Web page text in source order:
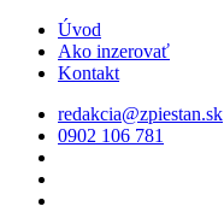
Úvod
Ako inzerovať
Kontakt
redakcia@zpiestan.sk
0902 106 781